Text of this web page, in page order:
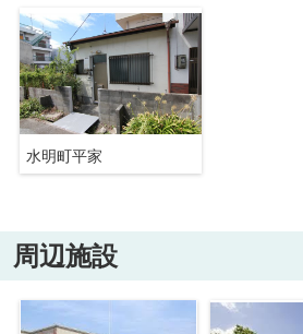
水明町平家
周辺施設